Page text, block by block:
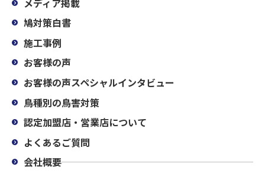
鳩対策白書
施工事例
お客様の声
お客様の声スペシャルインタビュー
鳥種別の鳥害対策
認定加盟店・営業店について
よくあるご質問
会社概要